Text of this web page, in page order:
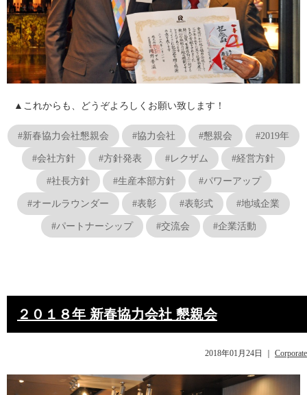
▲これからも、どうぞよろしくお願い致します！
#新春協力会社懇親会 #協力会社 #懇親会 #2019年
#会社方針 #方針発表 #レクザム #経営方針
#社長方針 #生産本部方針 #パワーアップ
#オールラウンダー #表彰 #表彰式 #地域企業
#パートナーシップ #交流会 #企業活動
２０１８年 新春協力会社 懇親会
2018年01月24日 Corporate